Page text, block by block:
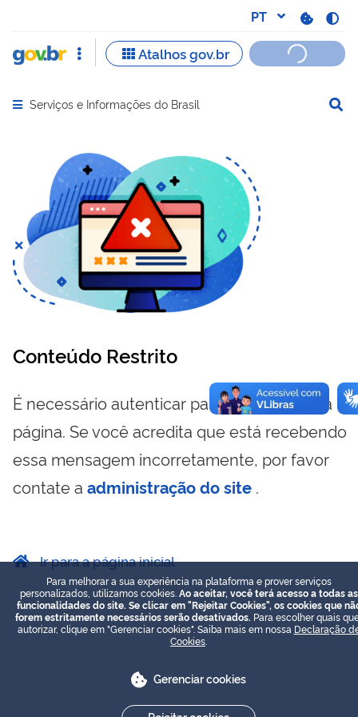
Abrir menu principal de navegação
Serviços e Informações do Brasil
Conteúdo Restrito
É necessário autenticar para visualizar essa
página. Se você acredita que está recebendo
essa mensagem incorretamente, por favor
contate a administração do site .
Ir para a página inicial
Para melhorar a sua experiência na plataforma e prover serviços
personalizados, utilizamos cookies. Ao aceitar, você terá acesso a todas as
funcionalidades do site. Se clicar em "Rejeitar Cookies", os cookies que
forem estritamente necessários serão desativados. Para escolher quais
autorizar, clique em "Gerenciar cookies". Saiba mais em nossa Declaração
Cookies
Gerenciar cookies